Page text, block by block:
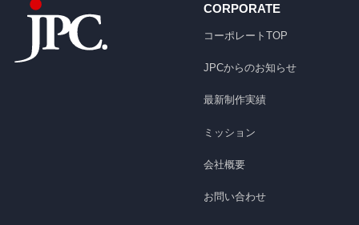
CORPORATE
コーポレートTOP
JPCからのお知らせ
最新制作実績
ミッション
会社概要
お問い合わせ